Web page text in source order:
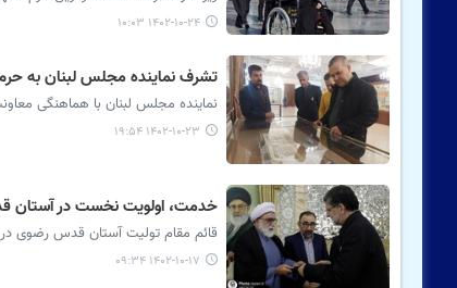
۱۴۰۲-۱۰-۲۴ ۱۰:۰۳
تشرف نماینده مجلس لبنان به
نماینده مجلس لبنان با هماهنگی
۱۴۰۲-۱۰-۲۳ ۱۹:۵۴
خدمت، اولویت نخست در
قائم مقام تولیت آستان قدس رضوی
۱۴۰۲-۱۰-۱۷ ۰۹:۳۴